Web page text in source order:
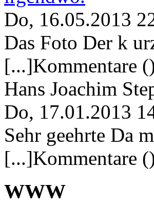
Do, 16.05.2013
Das Foto Der k
[...]Kommentare
Hans Joachim
Do, 17.01.2013
Sehr geehrte Da
[...]Kommentare
WWW